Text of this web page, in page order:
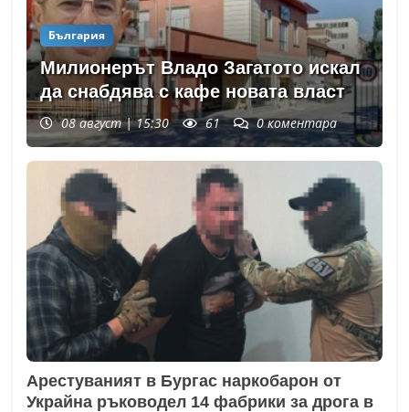
България
Милионерът Владо Загатото искал
да снабдява с кафе новата власт
08 август | 15:30 61 0коментара
Арестуваният в Бургас наркобарон от
Украйна ръководел 14 фабрики за дрога в